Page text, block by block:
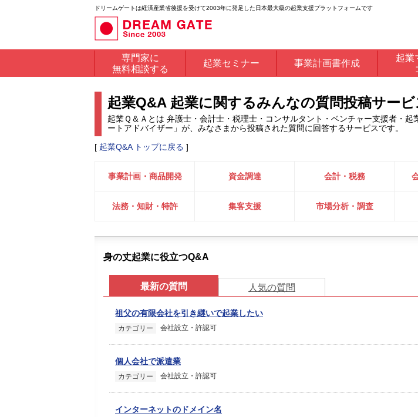
ドリームゲートは経済産業省後援を受けて2003年に発足した日本最大級の起業支援プラットフォームです
専門家に
無料相談する
起業セミナー 事業計画書作成
起業
起業Q&A 起業に関するみんなの質問投稿サービ
起業Ｑ＆Ａとは 弁護士・会計士・税理士・コンサルタント・ベンチャー支援者・
ートアドバイザー」が、みなさまから投稿された質問に回答するサービスです。
[ 起業Q&A トップに戻る ]
事業計画・商品開発 資金調達 会計・税務
法務・知財・特許 集客支援 市場分析・調査
身の丈起業に役立つQ&A
最新の質問 人気の質問
祖父の有限会社を引き継いで起業したい
カテゴリー 会社設立・許認可
個人会社で派遣業
カテゴリー 会社設立・許認可
インターネットのドメイン名